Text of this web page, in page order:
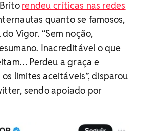
rendeu críticas nas redes
quanto se famosos,
Vigor. “Sem noção,
Inacreditável o que
Perdeu a graça e
limites aceitáveis”, disparou
sendo apoiado por